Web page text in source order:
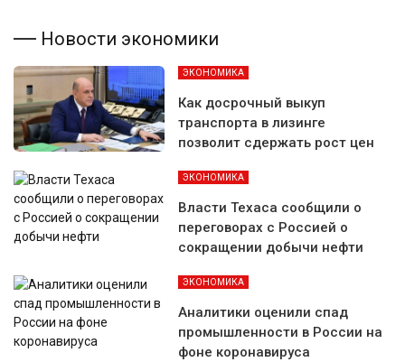
Новости экономики
ЭКОНОМИКА
Как досрочный выкуп
транспорта в лизинге
позволит сдержать рост цен
ЭКОНОМИКА
Власти Техаса сообщили о
переговорах с Россией о
сокращении добычи нефти
ЭКОНОМИКА
Аналитики оценили спад
промышленности в России на
фоне коронавируса